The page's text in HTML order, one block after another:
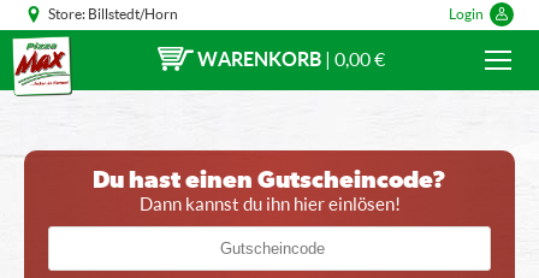
Store: Billstedt/Horn Login
WARENKORB | 0,00 €
Du hast einen Gutscheincode?
Dann kannst du ihn hier einlösen!